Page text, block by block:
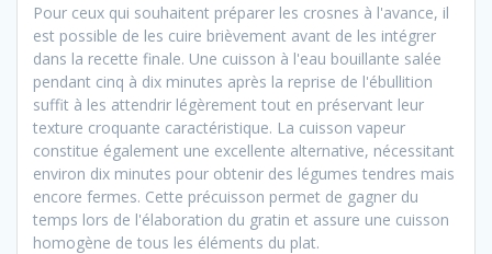
Pour ceux qui souhaitent préparer les crosnes à l'avance, il
est possible de les cuire brièvement avant de les intégrer
dans la recette finale. Une cuisson à l'eau bouillante salée
pendant cinq à dix minutes après la reprise de l'ébullition
suffit à les attendrir légèrement tout en préservant leur
texture croquante caractéristique. La cuisson vapeur
constitue également une excellente alternative, nécessitant
environ dix minutes pour obtenir des légumes tendres mais
encore fermes. Cette précuisson permet de gagner du
temps lors de l'élaboration du gratin et assure une cuisson
homogène de tous les éléments du plat.